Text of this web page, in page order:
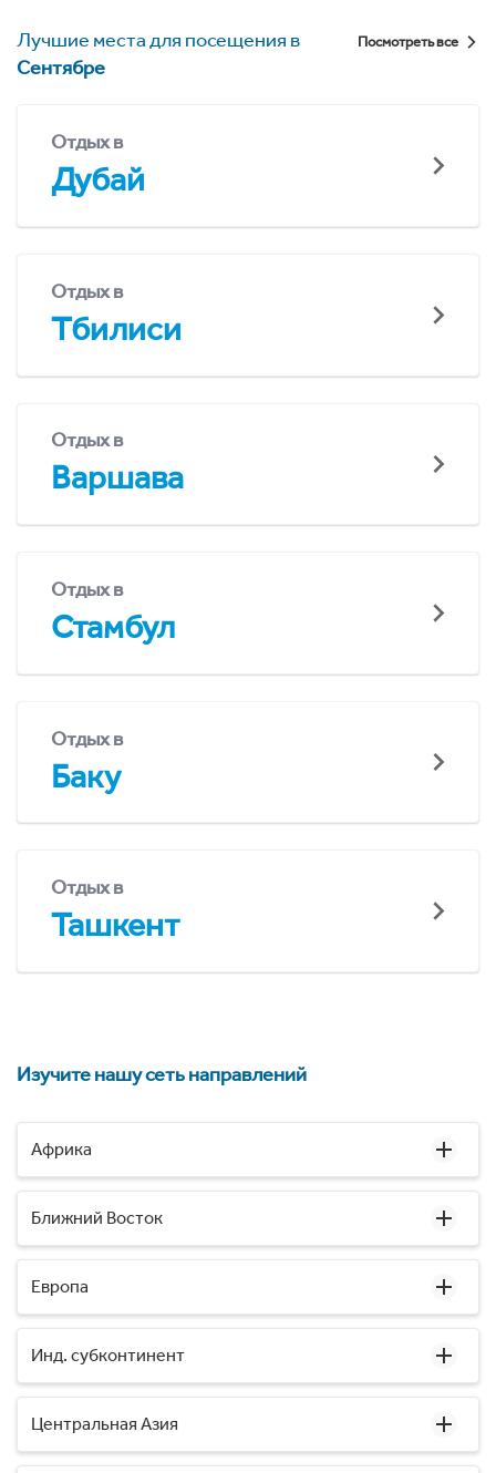
Лучшие места для посещения в
Сентябре
Посмотреть все
Отдых в
Дубай
Отдых в
Тбилиси
Отдых в
Варшава
Отдых в
Стамбул
Отдых в
Баку
Отдых в
Ташкент
Изучите нашу сеть направлений
Африка
Ближний Восток
Европа
Инд. субконтинент
Центральная Азия